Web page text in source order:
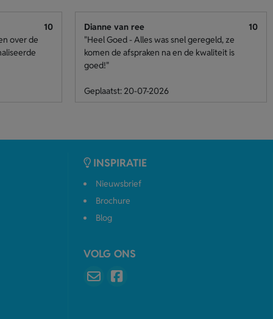
10
over de
Dianne van ree
10
"Heel Goed - Alles was snel geregeld, ze
komen de afspraken na en de kwaliteit is
goed!"
Geplaatst: 20-07-2026
INSPIRATIE
Nieuwsbrief
Brochure
Blog
VOLG ONS